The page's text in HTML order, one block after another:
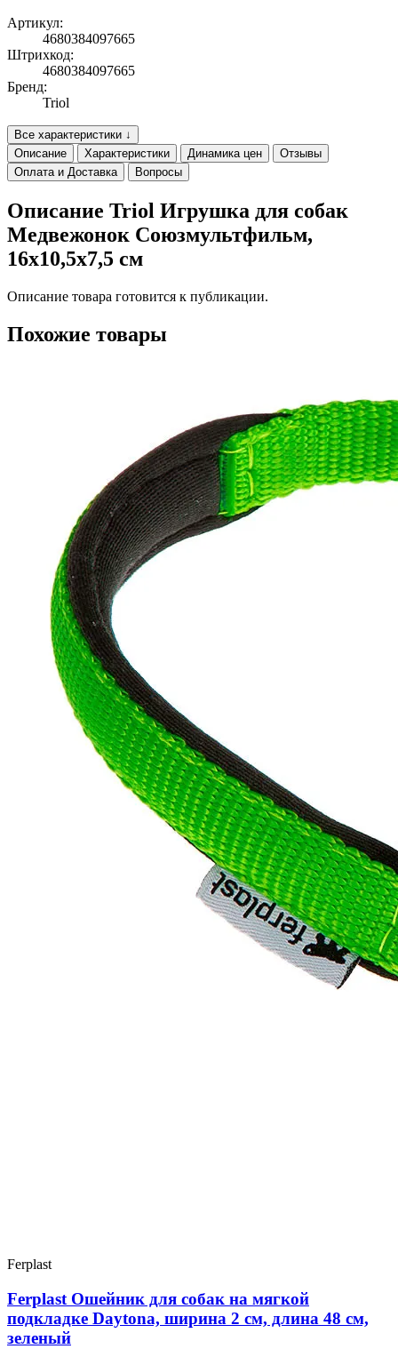
Артикул:
4680384097665
Штрихкод:
4680384097665
Бренд:
Triol
Все характеристики ↓
Описание
Характеристики Динамика цен
Отзывы
Оплата и Доставка
Вопросы
Описание Triol Игрушка для собак
Медвежонок Союзмультфильм,
16x10,5x7,5 cм
Описание товара готовится к публикации.
Похожие товары
Ferplast
Ferplast Ошейник для собак на мягкой
подкладке Daytona, ширина 2 см, длина 48 см,
зеленый